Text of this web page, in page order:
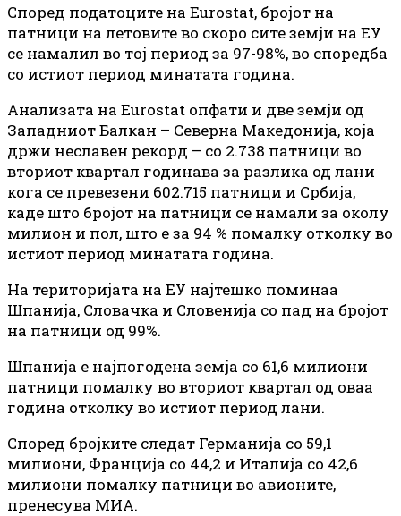
Според податоците на Eurostat, бројот на
патници на летовите во скоро сите земји на ЕУ
се намалил во тој период за 97-98%, во споредба
со истиот период минатата година.
Анализата на Eurostat опфати и две земји од
Западниот Балкан – Северна Македонија, која
држи неславен рекорд – со 2.738 патници во
вториот квартал годинава за разлика од лани
кога се превезени 602.715 патници и Србија,
каде што бројот на патници се намали за околу
милион и пол, што е за 94 % помалку отколку во
истиот период минатата година.
На територијата на ЕУ најтешко поминаа
Шпанија, Словачка и Словенија со пад на бројот
на патници од 99%.
Шпанија е најпогодена земја со 61,6 милиони
патници помалку во вториот квартал од оваа
година отколку во истиот период лани.
Според бројките следат Германија со 59,1
милиони, Франција со 44,2 и Италија со 42,6
милиони помалку патници во авионите,
пренесува МИА.